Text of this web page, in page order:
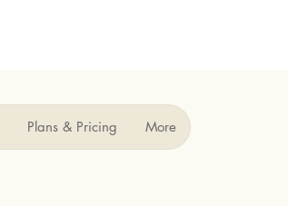
Plans & Pricing More